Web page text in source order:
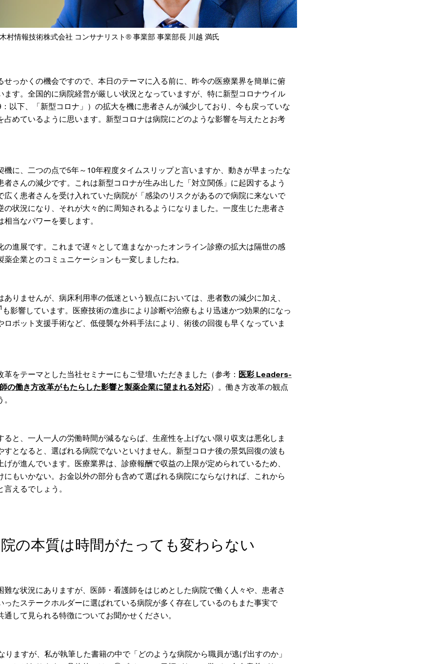
村情報技術株式会社 コンサナリスト® 事業部 事業部長 川越 満氏
せっかくの機会ですので、本日のテーマに入る前に、昨今の医療業界を簡単に俯
ます。全国的に病院経営が厳しい状況となっていますが、特に新型コロナウイル
以下、「新型コロナ」）の拡大を機に患者さんが減少しており、今も戻っていな
占めているように思います。新型コロナは病院にどのような影響を与えたとお考
機に、二つの点で5年～10年程度タイムスリップと言いますか、動きが早まったな
者さんの減少です。これは新型コロナが生み出した「対立関係」に起因するよう
広く患者さんを受け入れていた病院が「感染のリスクがあるので病院に来ないで
の状況になり、それが大々的に周知されるようになりました。一度生じた患者さ
当なパワーを要します。
の進展です。これまで遅々として進まなかったオンライン診療の拡大は隔世の感
企業とのコミュニケーションも一変しましたね。
ありませんが、病床利用率の低迷という観点においては、患者数の減少に加え、
も影響しています。医療技術の進歩により診断や治療もより迅速かつ効果的になっ
ロボット支援手術など、低侵襲な外科手法により、術後の回復も早くなっていま
革をテーマとした当社セミナーにもご登壇いただきました（参考： 医彩 Leaders-
の働き方改革がもたらした影響と製薬企業に望まれる対応）。働き方改革の観点
ると、一人一人の労働時間が減るならば、生産性を上げない限り収支は悪化しま
すとなると、選ばれる病院でないといけません。新型コロナ後の景気回復の波も
げが進んでいます。医療業界は、診療報酬で収益の上限が定められているため、
にもいかない。お金以外の部分も含めて選ばれる病院にならなければ、これから
えるでしょう。
の本質は時間がたっても変わらない
難な状況にありますが、医師・看護師をはじめとした病院で働く人々や、患者さ
ったステークホルダーに選ばれている病院が多く存在しているのもまた事実で
して見られる特徴についてお聞かせください。
りますが、私が執筆した書籍の中で「どのような病院から職員が逃げ出すのか」